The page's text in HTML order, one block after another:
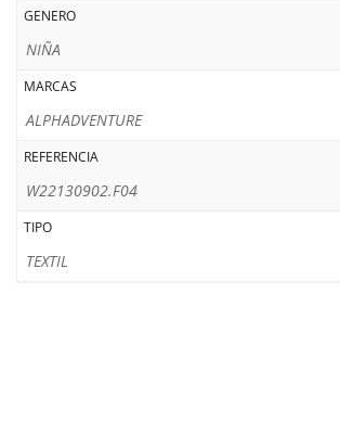
GENERO
NIÑA
MARCAS
ALPHADVENTURE
REFERENCIA
W22130902.F04
TIPO
TEXTIL